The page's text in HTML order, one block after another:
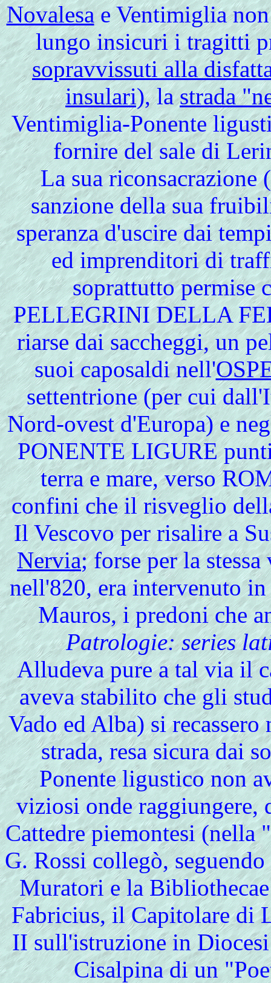
Novalesa eVentimiglia non
lungo insicuri i tragitti
sopravvissuti alla
insulari), lastrada
Ventimiglia-Ponente
fornire del sale di
La sua riconsacrazione
sanzione della sua
speranza d'uscire dai
ed imprenditori di
soprattutto permise
PELLEGRINI DELLA
riarse dai saccheggi, un
suoi caposaldi nell'
settentrione (per cui
Nord-ovest d'Europa) e
PONENTE LIGURE
terra e mare, verso
confini che il risveglio
Il Vescovo per risalire a
Nervia; forse per la
nell'820, era intervenuto in
Mauros, i predoni che
Patrologie: series
Alludeva pure a tal via il
aveva stabilito che gli
Vado ed Alba) si
strada, resa sicura dai
Ponente ligustico non
viziosi onde raggiungere,
Cattedre piemontesi
G. Rossi collegò,
Muratori e la
Fabricius, il Capitolare di
II sull'istruzione in
Cisalpina di un